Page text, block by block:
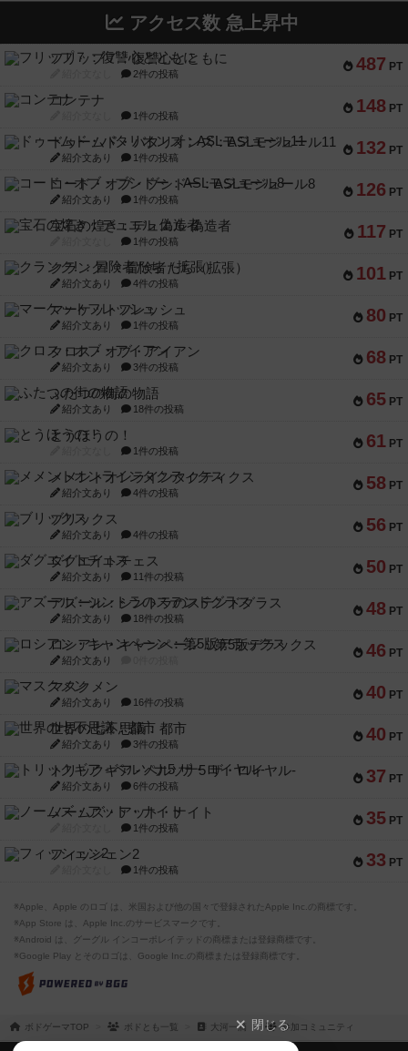
アクセス数 急上昇中
487 PT
フリップ７：復讐心とともに
2件の投稿
148 PT
コンテナ
1件の投稿
132 PT
ドゥームド・バタリオンズ：ASLモジュール11
紹介文あり 1件の投稿
126 PT
コード・オブ・ブシドー：ASLモジュール8
紹介文あり 1件の投稿
117 PT
宝石の煌き：デュエル 偽造者
1件の投稿
101 PT
クランク! ：冒険者たち（拡張）
紹介文あり 4件の投稿
80 PT
マーケットフレッシュ
紹介文あり 1件の投稿
68 PT
クロス・オブ・アイアン
紹介文あり 3件の投稿
65 PT
ふたつの街の物語
紹介文あり 18件の投稿
61 PT
とうほうの！
1件の投稿
58 PT
メメントオンラインタクティクス
紹介文あり 4件の投稿
56 PT
ブリックス
紹介文あり 4件の投稿
50 PT
ダグエイトチェス
紹介文あり 11件の投稿
48 PT
アズール：シントラのステンドグラス
紹介文あり 18件の投稿
46 PT
ロシアン・キャンペーン：第5版デラックス
紹介文あり
40 PT
マスクメン
紹介文あり 16件の投稿
40 PT
世界の七不思議：都市
紹介文あり 3件の投稿
37 PT
トリックギア - ペルソナ5 ザ・ロイヤル-
紹介文あり 6件の投稿
35 PT
ノームズ・アット・ナイト
1件の投稿
33 PT
フィッシェン2
1件の投稿
※Apple、Apple のロゴ は、米国および他の国々で登録されたApple Inc.の商標です。
※App Store は、Apple Inc.のサービスマークです。
※Android は、グーグル インコーポレイテッドの商標または登録商標です。
※Google Play とそのロゴは、Google Inc.の商標または登録商標です。
ボドゲーマTOP ボドとも一覧 大河一滴 参加コミュニティ
閉じる